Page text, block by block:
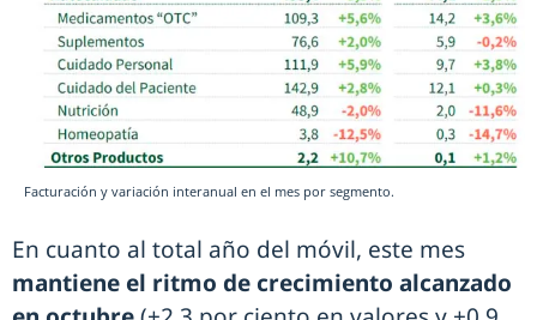
Facturación y variación interanual en el mes por segmento.
En cuanto al total año del móvil, este mes
mantiene el ritmo de crecimiento alcanzado